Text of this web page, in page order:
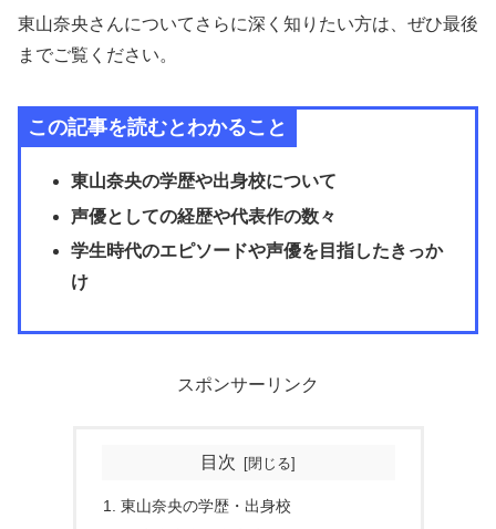
東山奈央さんについてさらに深く知りたい方は、ぜひ最後
までご覧ください。
この記事を読むとわかること
東山奈央の学歴や出身校について
声優としての経歴や代表作の数々
学生時代のエピソードや声優を目指したきっか
け
スポンサーリンク
目次
東山奈央の学歴・出身校